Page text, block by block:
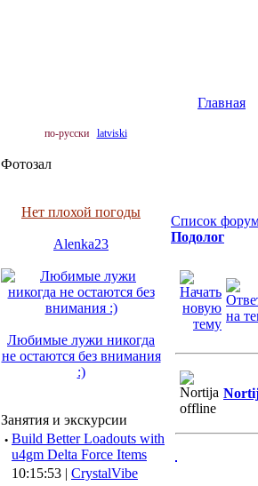
Главная
по-русски latviski
Фотозал
Нет плохой погоды
Alenka23
Любимые лужи никогда
не остаются без внимания
:)
Занятия и экскурсии
· Build Better Loadouts with
u4gm Delta Force Items
10:15:53 | CrystalVibe
Список
Подолог